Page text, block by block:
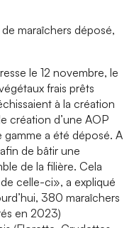
maraîchers déposé,
le 12 novembre, le
frais prêts
à la création
création d’une AOP
gamme a été déposé. A
de bâtir une
de la filière. Cela
celle-ci», a expliqué
380 maraîchers
en 2023)